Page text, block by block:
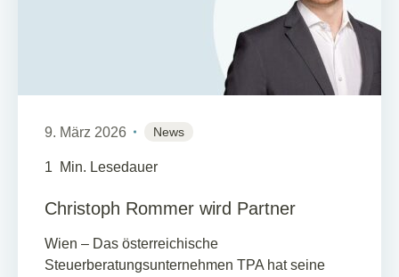
9. März 2026 News
1 Min. Lesedauer
Christoph Rommer wird Partner
Wien – Das österreichische
Steuerberatungsunternehmen TPA hat seine